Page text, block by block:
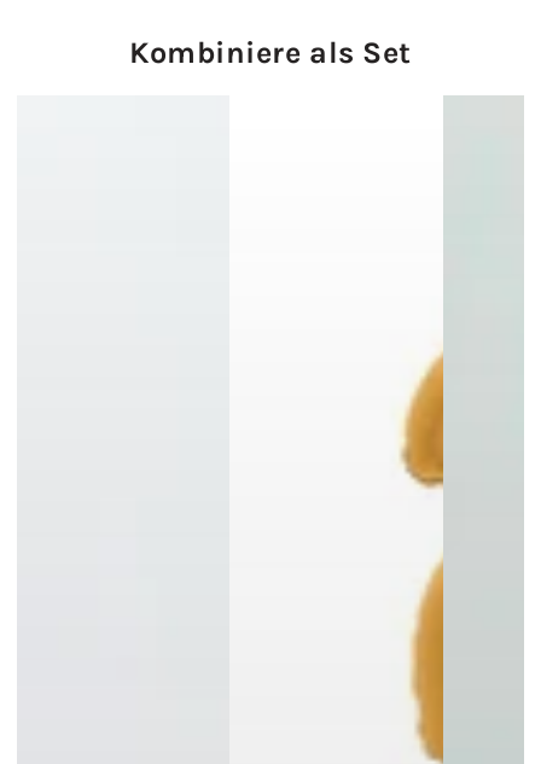
Kombiniere als Set